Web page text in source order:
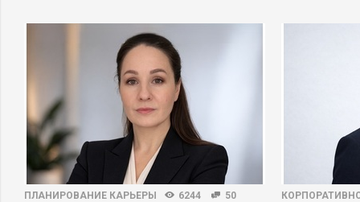
ПЛАНИРОВАНИЕ КАРЬЕРЫ 6244 50